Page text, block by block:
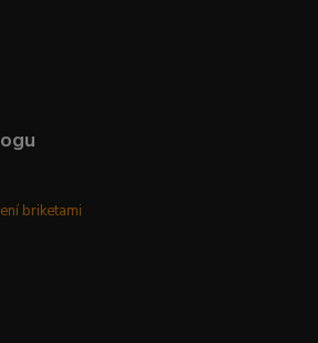
briketami